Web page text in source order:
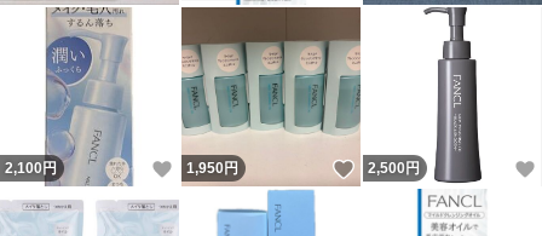
2,100 円 いいね！
1,950円 いいね！
2,500 円